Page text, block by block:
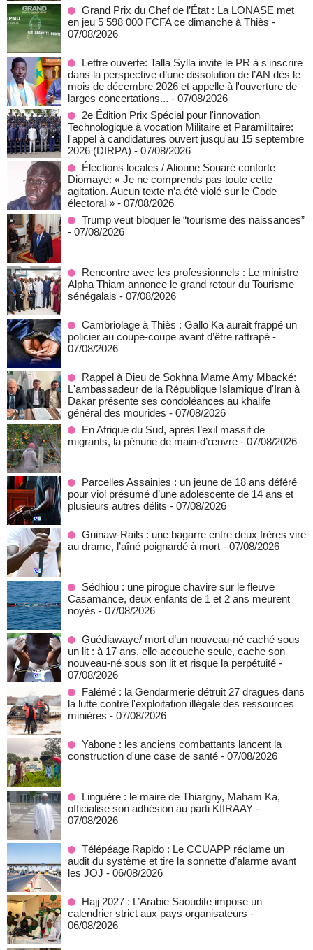
Grand Prix du Chef de l’État : La LONASE met
en jeu 5 598 000 FCFA ce dimanche à Thiès -
07/08/2026
Lettre ouverte: Talla Sylla invite le PR à s'inscrire
dans la perspective d’une dissolution de l’AN dès le
mois de décembre 2026 et appelle à l'ouverture de
larges concertations... - 07/08/2026
2e Édition Prix Spécial pour l'innovation
Technologique à vocation Militaire et Paramilitaire:
l'appel à candidatures ouvert jusqu'au 15 septembre
2026 (DIRPA) - 07/08/2026
Élections locales / Alioune Souaré conforte
Diomaye: « Je ne comprends pas toute cette
agitation. Aucun texte n’a été violé sur le Code
électoral » - 07/08/2026
Trump veut bloquer le “tourisme des naissances”
- 07/08/2026
Rencontre avec les professionnels : Le ministre
Alpha Thiam annonce le grand retour du Tourisme
sénégalais - 07/08/2026
Cambriolage à Thiès : Gallo Ka aurait frappé un
policier au coupe-coupe avant d’être rattrapé -
07/08/2026
Rappel à Dieu de Sokhna Mame Amy Mbacké:
L'ambassadeur de la République Islamique d'Iran à
Dakar présente ses condoléances au khalife
général des mourides - 07/08/2026
En Afrique du Sud, après l’exil massif de
migrants, la pénurie de main-d’œuvre - 07/08/2026
Parcelles Assainies : un jeune de 18 ans déféré
pour viol présumé d’une adolescente de 14 ans et
plusieurs autres délits - 07/08/2026
Guinaw-Rails : une bagarre entre deux frères vire
au drame, l’aîné poignardé à mort - 07/08/2026
Sédhiou : une pirogue chavire sur le fleuve
Casamance, deux enfants de 1 et 2 ans meurent
noyés - 07/08/2026
Guédiawaye/ mort d’un nouveau-né caché sous
un lit : à 17 ans, elle accouche seule, cache son
nouveau-né sous son lit et risque la perpétuité -
07/08/2026
Falémé : la Gendarmerie détruit 27 dragues dans
la lutte contre l'exploitation illégale des ressources
minières - 07/08/2026
Yabone : les anciens combattants lancent la
construction d'une case de santé - 07/08/2026
Linguère : le maire de Thiargny, Maham Ka,
officialise son adhésion au parti KIIRAAY -
07/08/2026
Télépéage Rapido : Le CCUAPP réclame un
audit du système et tire la sonnette d’alarme avant
les JOJ - 06/08/2026
Hajj 2027 : L’Arabie Saoudite impose un
calendrier strict aux pays organisateurs -
06/08/2026